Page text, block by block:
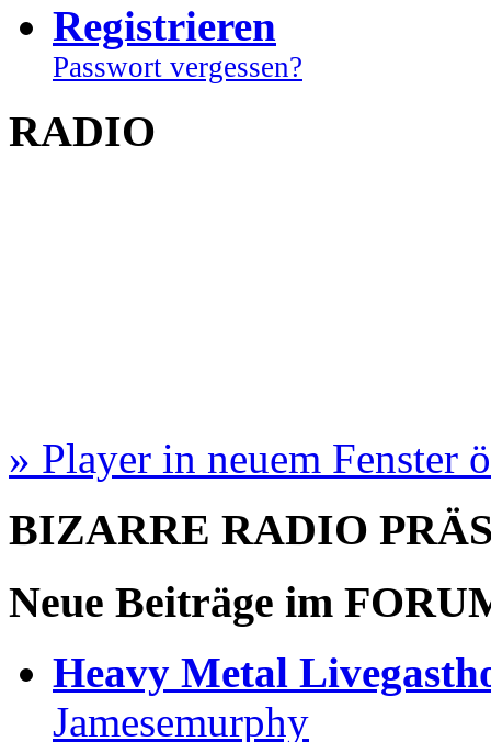
Registrieren
Passwort vergessen?
RADIO
» Player in neuem Fenster
BIZARRE RADIO
Neue Beiträge im
Heavy Metal
Jamesemurphy